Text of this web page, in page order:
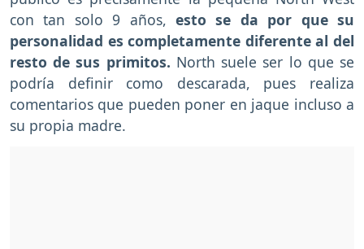
con tan solo 9 años, esto se da por que su
personalidad es completamente diferente al del
resto de sus primitos. North suele ser lo que se
podría definir como descarada, pues realiza
comentarios que pueden poner en jaque incluso a
su propia madre.